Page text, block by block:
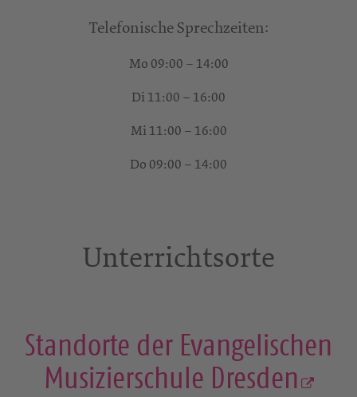
Telefonische Sprechzeiten:
Mo 09:00 – 14:00
Di 11:00 – 16:00
Mi 11:00 – 16:00
Do 09:00 – 14:00
Unterrichtsorte
Standorte der Evangelischen
Musizierschule Dresden